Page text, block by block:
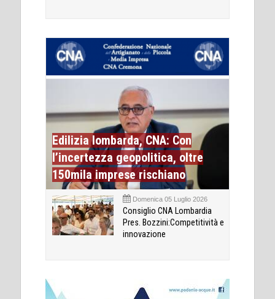
Edilizia lombarda, CNA: Con
l’incertezza geopolitica, oltre
150mila imprese rischiano
Domenica 05 Luglio 2026
Consiglio CNA Lombardia
Pres. Bozzini:Competitività e
innovazione